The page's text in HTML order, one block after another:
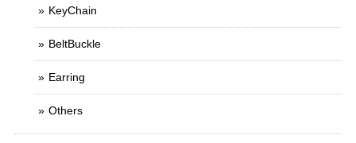
KeyChain
BeltBuckle
Earring
Others